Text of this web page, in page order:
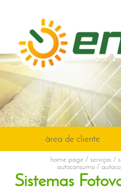
àrea de cliente
home page / serviços /
autoconsumo /
Sistemas